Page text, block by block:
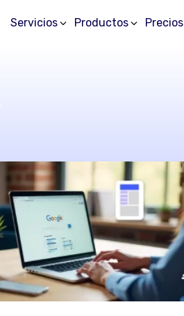
Servicios Productos Precios